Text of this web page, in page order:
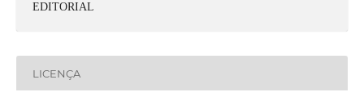
EDITORIAL
LICENÇA